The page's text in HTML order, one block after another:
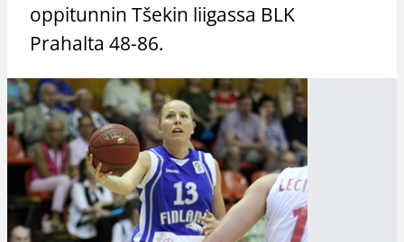
oppitunnin Tšekin liigassa BLK
Prahalta 48-86.